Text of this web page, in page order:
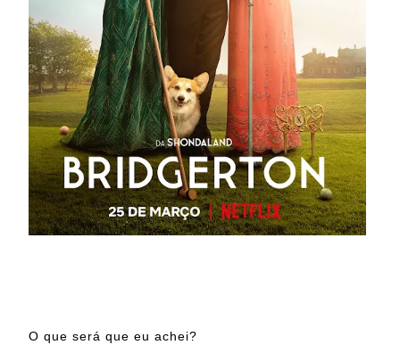
O que será que eu achei?